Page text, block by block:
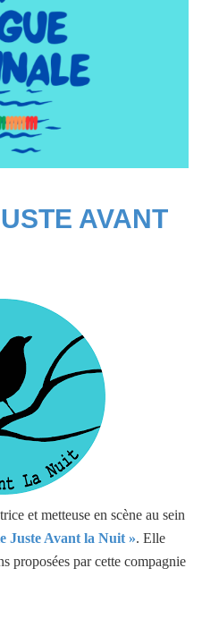
AVANT
et metteuse en scène au sein
Juste Avant la Nuit ». Elle
proposées par cette compagnie